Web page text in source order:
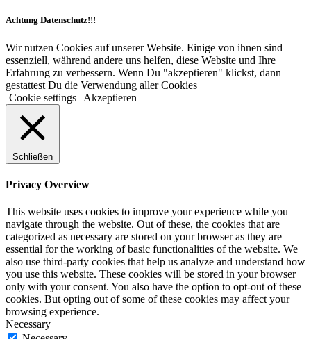
Achtung Datenschutz!!!
Wir nutzen Cookies auf unserer Website. Einige von ihnen sind
essenziell, während andere uns helfen, diese Website und Ihre
Erfahrung zu verbessern. Wenn Du "akzeptieren" klickst, dann
gestattest Du die Verwendung aller Cookies
Cookie settings
Akzeptieren
Schließen
Privacy Overview
This website uses cookies to improve your experience while you
navigate through the website. Out of these, the cookies that are
categorized as necessary are stored on your browser as they are
essential for the working of basic functionalities of the website. We
also use third-party cookies that help us analyze and understand how
you use this website. These cookies will be stored in your browser
only with your consent. You also have the option to opt-out of these
cookies. But opting out of some of these cookies may affect your
browsing experience.
Necessary